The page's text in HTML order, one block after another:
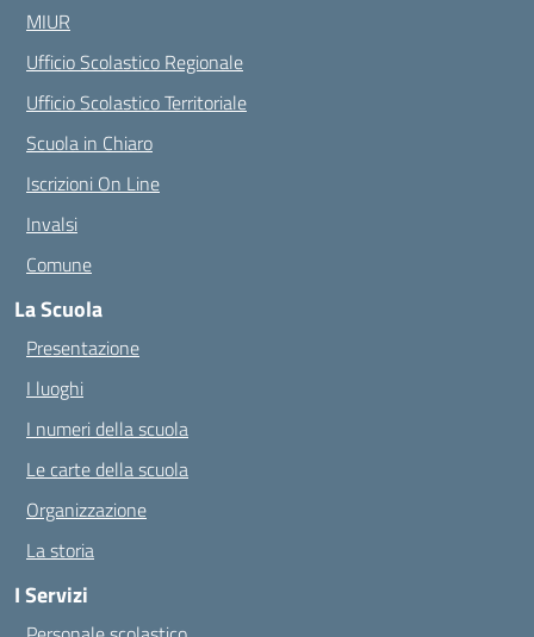
MIUR
Ufficio Scolastico Regionale
Ufficio Scolastico Territoriale
Scuola in Chiaro
Iscrizioni On Line
Invalsi
Comune
La Scuola
Presentazione
I luoghi
I numeri della scuola
Le carte della scuola
Organizzazione
La storia
I Servizi